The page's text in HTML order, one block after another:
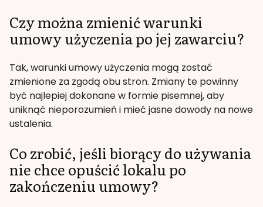
Czy można zmienić warunki
umowy użyczenia po jej zawarciu?
Tak, warunki umowy użyczenia mogą zostać
zmienione za zgodą obu stron. Zmiany te powinny
być najlepiej dokonane w formie pisemnej, aby
uniknąć nieporozumień i mieć jasne dowody na nowe
ustalenia.
Co zrobić, jeśli biorący do używania
nie chce opuścić lokalu po
zakończeniu umowy?